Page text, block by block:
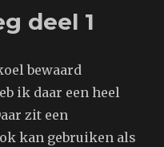
deel 1
bewaard
ik daar een heel
zit een
kan gebruiken als